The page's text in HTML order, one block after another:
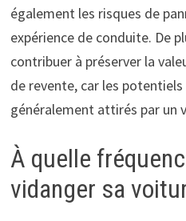
également les risques de
expérience de conduite. De
contribuer à préserver la
de revente, car les
généralement attirés par un
À quelle
vidanger sa